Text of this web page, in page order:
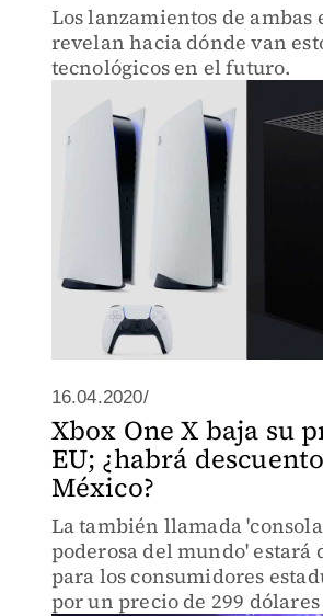
Los lanzamientos de ambas
revelan hacia dónde van
tecnológicos en el futuro.
16.04.2020/
Xbox One X baja su
EU; ¿habrá
México?
La también llamada
poderosa del mundo' estará
para los consumidores
por un precio de 299